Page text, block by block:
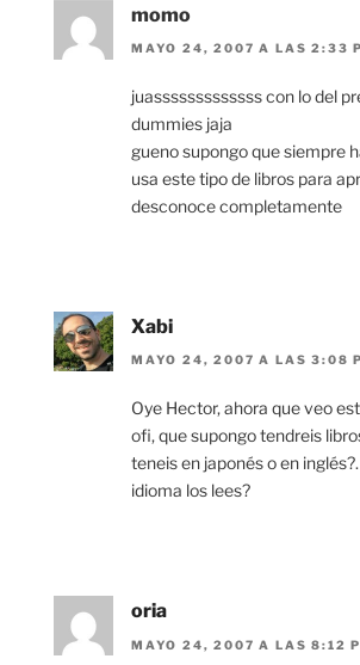
momo
MAYO 24, 2007 A LAS 2:33
juasssssssssssss con lo del
dummies jaja
gueno supongo que siempre
usa este tipo de libros para
desconoce completamente
Xabi
MAYO 24, 2007 A LAS 3:08
Oye Hector, ahora que veo
ofi, que supongo tendreis
teneis en japonés o en
idioma los lees?
oria
MAYO 24, 2007 A LAS 8:12